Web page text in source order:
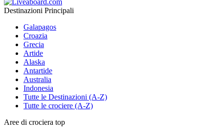
Destinazioni Principali
Galapagos
Croazia
Grecia
Artide
Alaska
Antartide
Australia
Indonesia
Tutte le Destinazioni (A-Z)
Tutte le crociere (A-Z)
Aree di crociera top